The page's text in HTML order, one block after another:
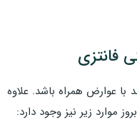
فانتزی
با عوارض همراه باشد. علاوه
موارد زیر نیز وجود دارد: